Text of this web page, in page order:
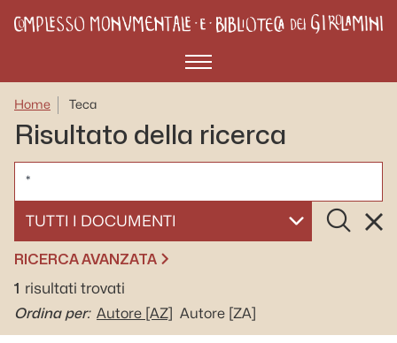
Menù
Home Teca
Risultato della ricerca
SELEZIONA UN DOCUMENTO
Cerca
RICERCA AVANZATA
1 risultati trovati
Ordina per: Autore [AZ] Autore [ZA]